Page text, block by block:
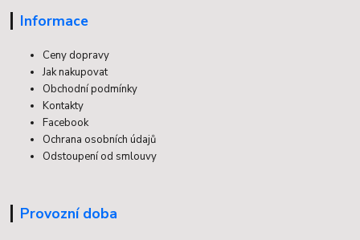
Informace
Ceny dopravy
Jak nakupovat
Obchodní podmínky
Kontakty
Facebook
Ochrana osobních údajů
Odstoupení od smlouvy
Provozní doba